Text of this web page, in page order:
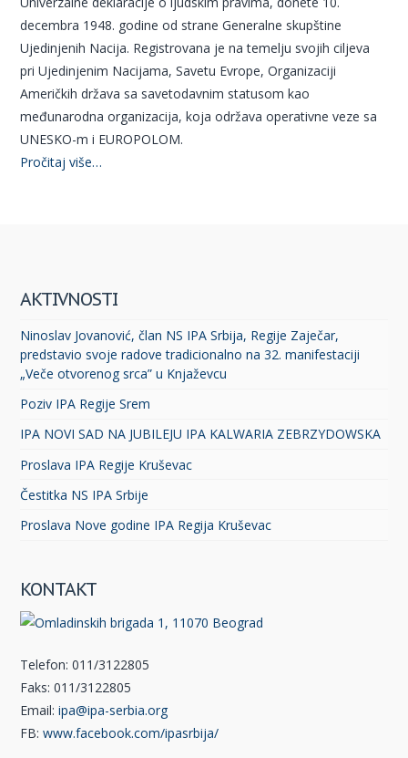
decembra 1948. godine od strane Generalne skupštine
Ujedinjenih Nacija. Registrovana je na temelju svojih ciljeva
pri Ujedinjenim Nacijama, Savetu Evrope, Organizaciji
Američkih država sa savetodavnim statusom kao
međunarodna organizacija, koja održava operativne veze sa
UNESKO-m i EUROPOLOM.
Pročitaj više…
AKTIVNOSTI
Ninoslav Jovanović, član NS IPA Srbija, Regije Zaječar,
predstavio svoje radove tradicionalno na 32. manifestaciji
„Veče otvorenog srca” u Knjaževcu
Poziv IPA Regije Srem
IPA NOVI SAD NA JUBILEJU IPA KALWARIA ZEBRZYDOWSKA
Proslava IPA Regije Kruševac
Čestitka NS IPA Srbije
Proslava Nove godine IPA Regija Kruševac
KONTAKT
Telefon: 011/3122805
Faks: 011/3122805
Email:ipa@ipa-serbia.org
FB:www.facebook.com/ipasrbija/